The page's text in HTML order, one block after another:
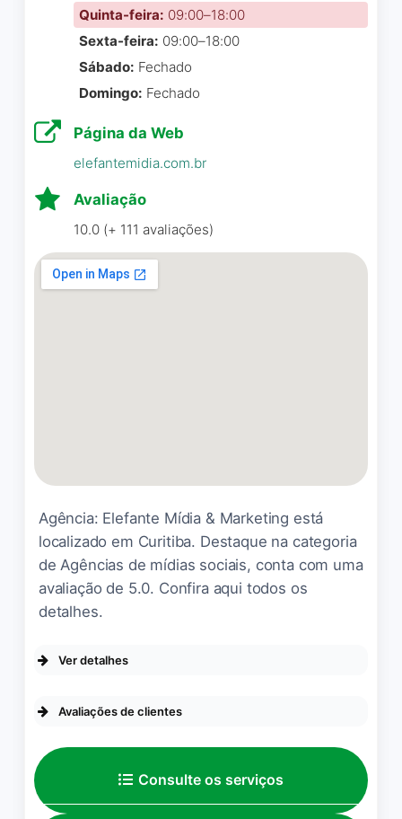
Quinta-feira: 09:00–18:00
Sexta-feira: 09:00–18:00
Sábado: Fechado
Domingo: Fechado
Página da Web
elefantemidia.com.br
Avaliação
10.0 (+ 111 avaliações)
Agência: Elefante Mídia & Marketing está
localizado em Curitiba. Destaque na categoria
de Agências de mídias sociais, conta com uma
avaliação de 5.0. Confira aqui todos os
detalhes.
Ver detalhes
empreendedoras
OPÇÕES DE SERVIÇO
Agendamento on-line
Avaliações de clientes
agência, em especial ao
Vinicius e toda sua equipe
Consulte os serviços